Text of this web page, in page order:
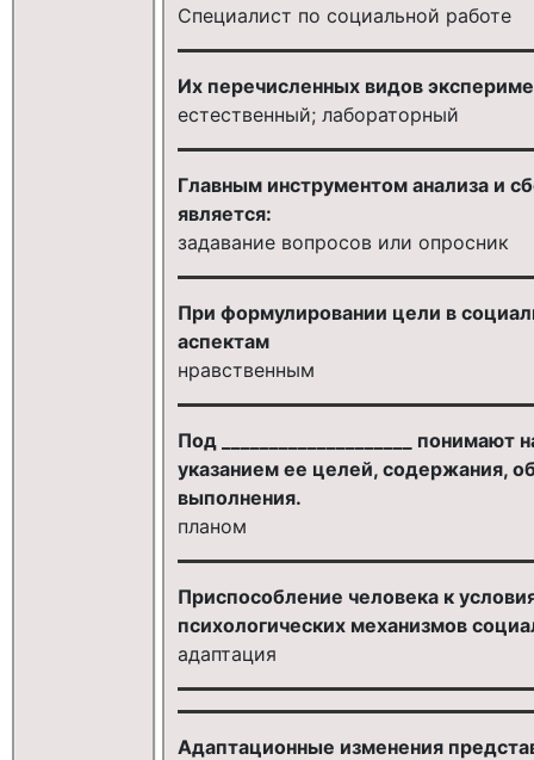
Специалист по социальной работе
Их перечисленных видов
естественный; лабораторный
Главным инструментом анализа и
является:
задавание вопросов или опросник
При формулировании цели в
аспектам
нравственным
Под ____________________
указанием ее целей, содержания,
выполнения.
планом
Приспособление человека к
психологических механизмов
адаптация
Адаптационные изменения